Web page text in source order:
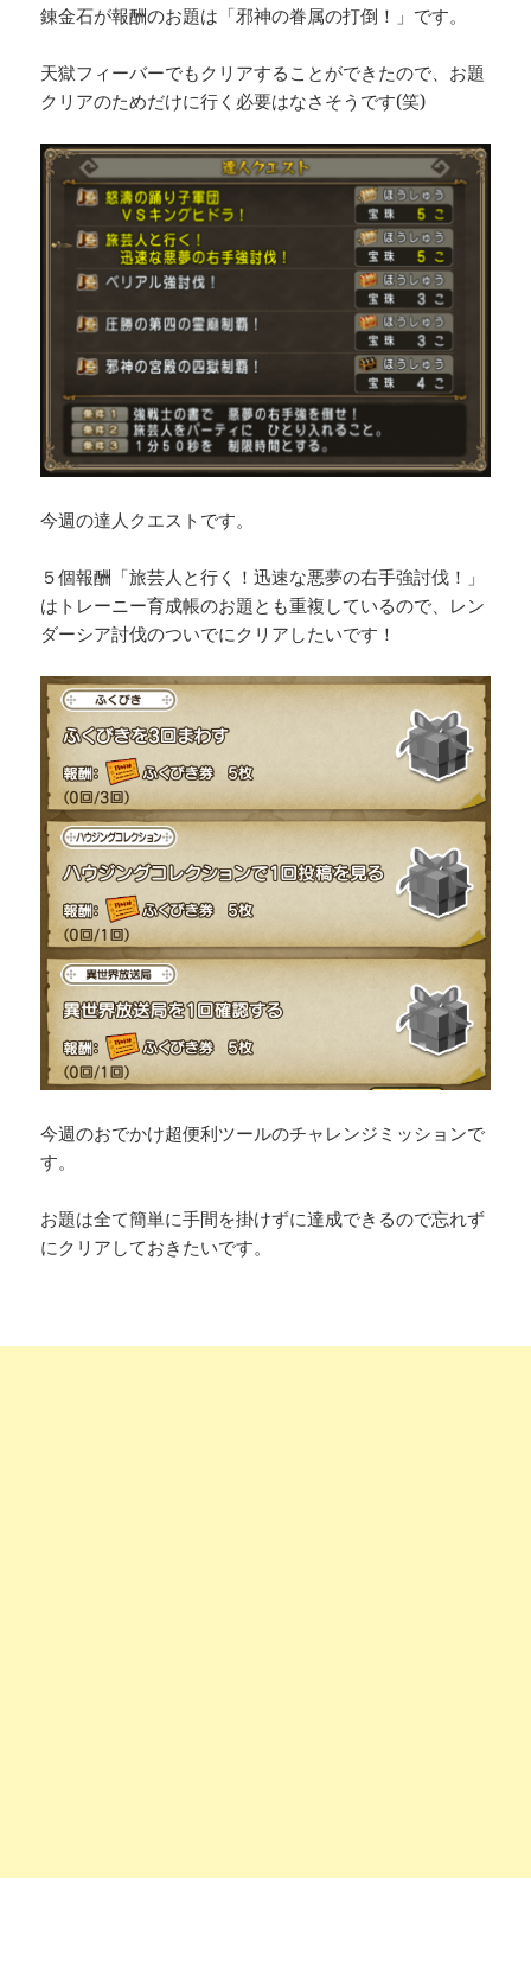
錬金石が報酬のお題は「邪神の眷属の打倒！」です。
天獄フィーバーでもクリアすることができたので、お題
クリアのためだけに行く必要はなさそうです(笑)
今週の達人クエストです。
５個報酬「旅芸人と行く！迅速な悪夢の右手強討伐！」
はトレーニー育成帳のお題とも重複しているので、レン
ダーシア討伐のついでにクリアしたいです！
今週のおでかけ超便利ツールのチャレンジミッションで
す。
お題は全て簡単に手間を掛けずに達成できるので忘れず
にクリアしておきたいです。